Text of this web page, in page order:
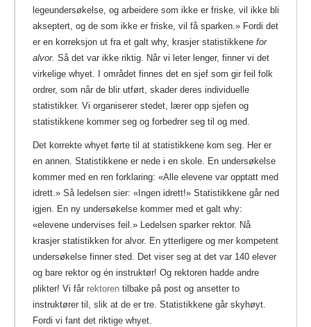
legeundersøkelse, og arbeidere som ikke er friske, vil ikke bli
akseptert, og de som ikke er friske, vil få sparken.» Fordi det
er en korreksjon ut fra et galt why, krasjer statistikkene for
alvor. Så det var ikke riktig. Når vi leter lenger, finner vi det
virkelige whyet. I området finnes det en sjef som gir feil folk
ordrer, som når de blir utført, skader deres individuelle
statistikker. Vi organiserer stedet, lærer opp sjefen og
statistikkene kommer seg og forbedrer seg til og med.
Det korrekte whyet førte til at statistikkene kom seg. Her er
en annen. Statistikkene er nede i en skole. En undersøkelse
kommer med en ren forklaring: «Alle elevene var opptatt med
idrett.» Så ledelsen sier: «Ingen idrett!» Statistikkene går ned
igjen. En ny undersøkelse kommer med et galt why:
«elevene undervises feil.» Ledelsen sparker rektor. Nå
krasjer statistikken for alvor. En ytterligere og mer kompetent
undersøkelse finner sted. Det viser seg at det var 140 elever
og bare rektor og én instruktør! Og rektoren hadde andre
plikter! Vi får rektoren tilbake på post og ansetter to
instruktører til, slik at de er tre. Statistikkene går skyhøyt.
Fordi vi fant det riktige whyet.